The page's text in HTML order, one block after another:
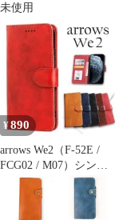
未使用
¥890
arrows We2（F-52E /
FCG02 / M07）シンプ
ルケースRE